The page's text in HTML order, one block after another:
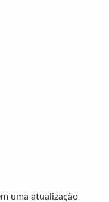
uma atualização